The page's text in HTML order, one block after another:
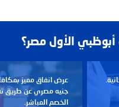
جنيه مصري عن طريق
الخصم المباشر.